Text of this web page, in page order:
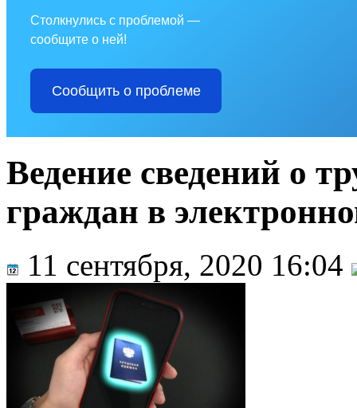
Столкнулись с проблемой —
сообщите о ней!
Сообщить о проблеме
Ведение сведений о
граждан в
11 сентября, 2020 16:04